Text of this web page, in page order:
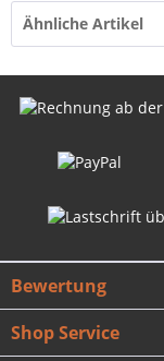
Ähnliche Artikel
Bewertung
Shop Service